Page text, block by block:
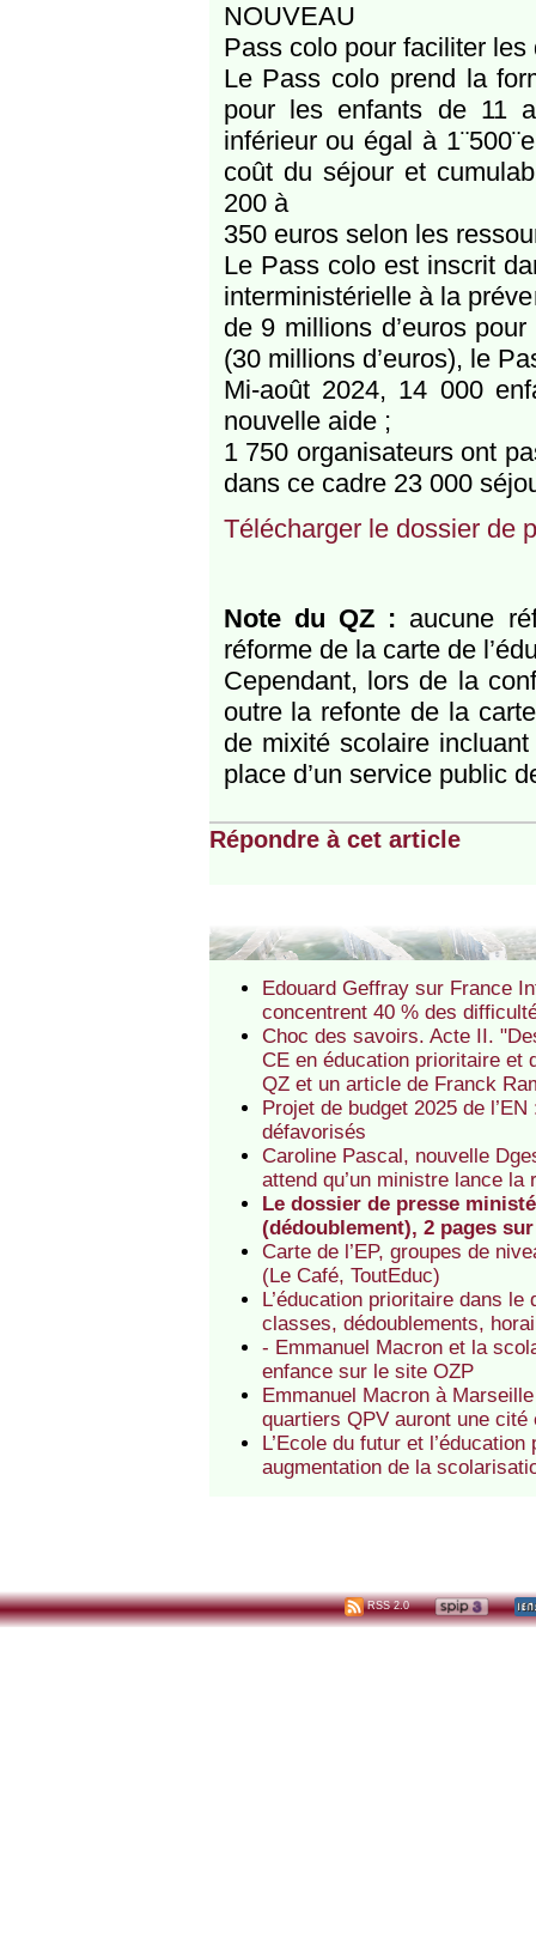
NOUVEAU
Pass colo pour faciliter les
Le Pass colo prend la
pour les enfants de 11
inférieur ou égal à
coût du séjour et
200 à
350 euros selon les
Le Pass colo est inscrit
interministérielle à la
de 9 millions d’euros
(30 millions d’euros), le
Mi-août 2024, 14 000
nouvelle aide ;
1 750 organisateurs ont
dans ce cadre 23 000
Télécharger le dossier de
Note du QZ : aucune
réforme de la carte de
Cependant, lors de la
outre la refonte de la
de mixité scolaire
place d’un service public
Répondre à cet article
Edouard Geffray sur France
concentrent 40 % des
Choc des savoirs. Acte II.
CE en éducation prioritaire et
QZ et un article de Franck
Projet de budget 2025 de
défavorisés
Caroline Pascal, nouvelle
attend qu’un ministre lance la
Le dossier de presse
(dédoublement), 2 pages
Carte de l’EP, groupes de
(Le Café, ToutEduc)
L’éducation prioritaire dans
classes, dédoublements,
- Emmanuel Macron et la
enfance sur le site OZP
Emmanuel Macron à
quartiers QPV auront une cité
L’Ecole du futur et
augmentation de la
RSS 2.0